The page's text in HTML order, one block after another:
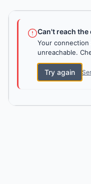
Can't reach
Your
unreachable.
Try again